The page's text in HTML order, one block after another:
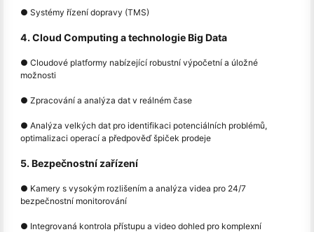
● Systémy řízení dopravy (TMS)
4. Cloud Computing a technologie Big Data
● Cloudové platformy nabízející robustní výpočetní a úložné
možnosti
● Zpracování a analýza dat v reálném čase
● Analýza velkých dat pro identifikaci potenciálních problémů,
optimalizaci operací a předpověď špiček prodeje
5. Bezpečnostní zařízení
● Kamery s vysokým rozlišením a analýza videa pro 24/7
bezpečnostní monitorování
● Integrovaná kontrola přístupu a video dohled pro komplexní